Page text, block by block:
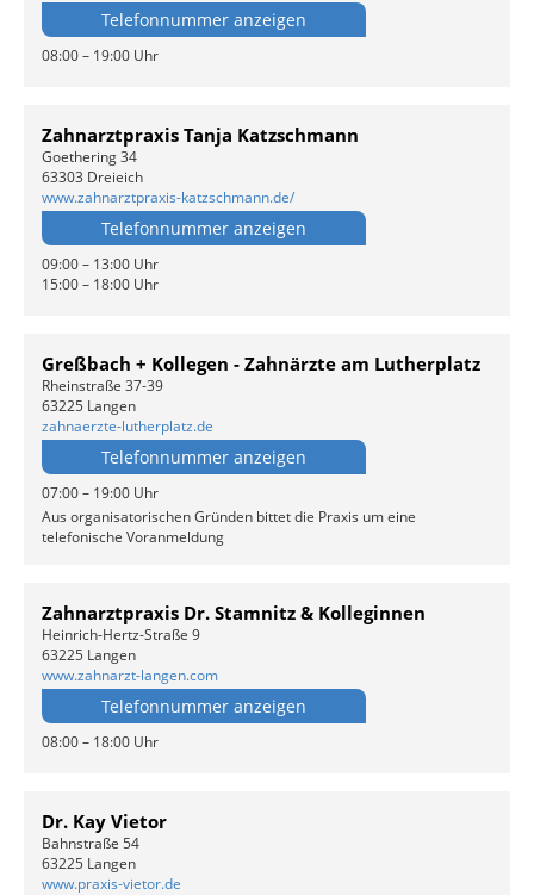
Telefonnummer anzeigen
08:00 – 19:00 Uhr
Zahnarztpraxis Tanja Katzschmann
Goethering 34
63303 Dreieich
www.zahnarztpraxis-katzschmann.de/
Telefonnummer anzeigen
09:00 – 13:00 Uhr
15:00 – 18:00 Uhr
Greßbach + Kollegen - Zahnärzte am Lutherplatz
Rheinstraße 37-39
63225 Langen
zahnaerzte-lutherplatz.de
Telefonnummer anzeigen
07:00 – 19:00 Uhr
Aus organisatorischen Gründen bittet die Praxis um eine
telefonische Voranmeldung
Zahnarztpraxis Dr. Stamnitz & Kolleginnen
Heinrich-Hertz-Straße 9
63225 Langen
www.zahnarzt-langen.com
Telefonnummer anzeigen
08:00 – 18:00 Uhr
Dr. Kay Vietor
Bahnstraße 54
63225 Langen
www.praxis-vietor.de